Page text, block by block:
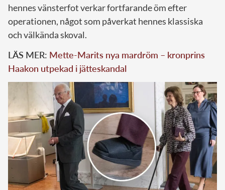
hennes vänsterfot verkar fortfarande öm efter
operationen, något som påverkat hennes klassiska
och välkända skoval.
LÄS MER: Mette-Marits nya mardröm – kronprins
Haakon utpekad i jätteskandal